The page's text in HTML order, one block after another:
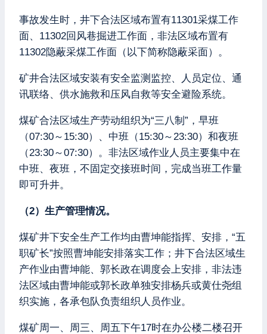
事故发生时，井下合法区域布置有11301采煤工作
面、11302回风巷掘进工作面，非法区域布置有
11302隐蔽采煤工作面（以下简称隐蔽采面）。
矿井合法区域安装有安全监测监控、人员定位、通
讯联络、供水施救和压风自救等安全避险系统。
煤矿合法区域生产劳动组织为“三八制”，早班
（07:30～15:30）、中班（15:30～23:30）和夜班
（23:30～07:30）。非法区域作业人员主要集中在
中班、夜班，不固定交接班时间，完成当班工作量
即可升井。
（2）生产管理情况。
煤矿井下安全生产工作均由曹坤能指挥、安排，“五
职矿长”按照曹坤能安排落实工作；井下合法区域生
产作业由曹坤能、郭长政在调度会上安排，非法违
法区域由曹坤能或郭长政单独安排杨兵或黄仕尧组
织实施，各承包队负责组织人员作业。
煤矿周一、周三、周五下午17时在办公楼二楼召开